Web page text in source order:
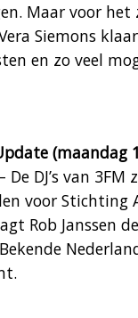
Maar voor het
Siemons
en zo veel
– De DJ’s van
voor Stichting
Rob Janssen